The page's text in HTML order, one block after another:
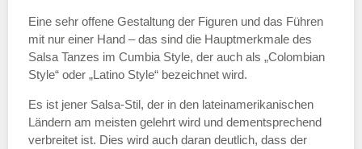
Eine sehr offene Gestaltung der Figuren und das Führen
mit nur einer Hand – das sind die Hauptmerkmale des
Salsa Tanzes im Cumbia Style, der auch als „Colombian
Style“ oder „Latino Style“ bezeichnet wird.
Es ist jener Salsa-Stil, der in den lateinamerikanischen
Ländern am meisten gelehrt wird und dementsprechend
verbreitet ist. Dies wird auch daran deutlich, dass der